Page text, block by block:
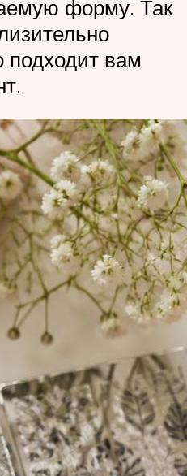
форму. Так
подходит вам